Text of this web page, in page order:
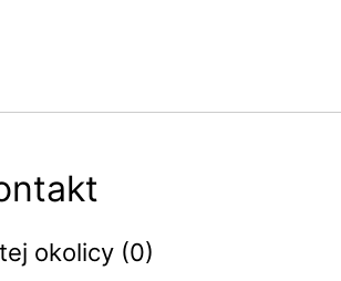
okolicy (0)